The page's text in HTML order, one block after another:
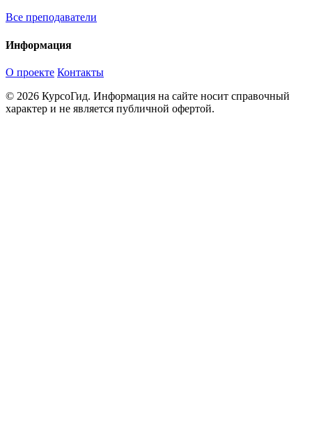
Все преподаватели
Информация
О проекте Контакты
© 2026 КурсоГид. Информация на сайте носит справочный
характер и не является публичной офертой.